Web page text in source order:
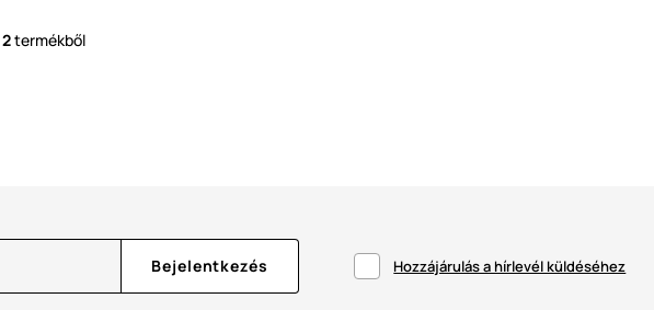
2termékből
Bejelentkezés Hozzájárulás a hírlevél küldéséhez